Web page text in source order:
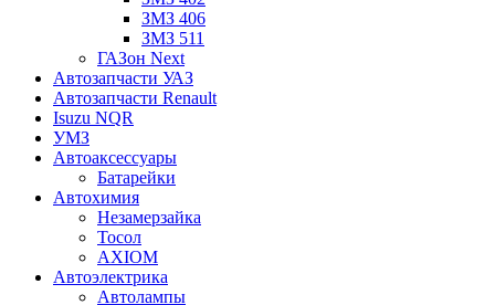
ЗМЗ 406
ЗМЗ 511
ГАЗон Next
Автозапчасти УАЗ
Автозапчасти Renault
Isuzu NQR
УМЗ
Автоаксессуары
Батарейки
Автохимия
Незамерзайка
Тосол
AXIOM
Автоэлектрика
Автолампы